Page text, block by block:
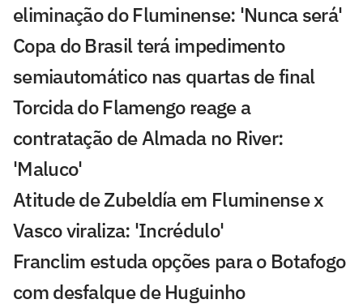
eliminação do Fluminense: 'Nunca será'
Copa do Brasil terá impedimento
semiautomático nas quartas de final
Torcida do Flamengo reage a
contratação de Almada no River:
'Maluco'
Atitude de Zubeldía em Fluminense x
Vasco viraliza: 'Incrédulo'
Franclim estuda opções para o Botafogo
com desfalque de Huguinho